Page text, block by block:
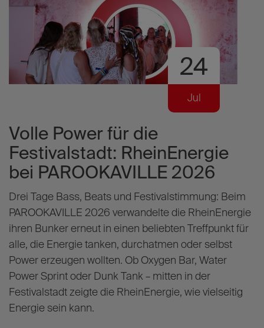
Volle Power für die
Festivalstadt: RheinEnergie
bei PAROOKAVILLE 2026
Drei Tage Bass, Beats und Festivalstimmung: Beim
PAROOKAVILLE 2026 verwandelte die RheinEnergie
ihren Bunker erneut in einen beliebten Treffpunkt für
alle, die Energie tanken, durchatmen oder selbst
Power erzeugen wollten. Ob Oxygen Bar, Water
Power Sprint oder Dunk Tank – mitten in der
Festivalstadt zeigte die RheinEnergie, wie vielseitig
Energie sein kann.
24
Jul